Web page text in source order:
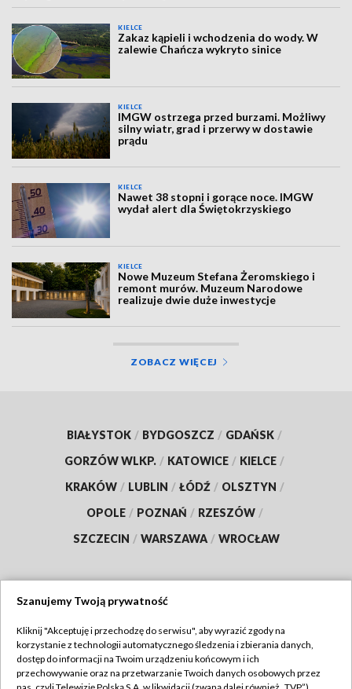
KIELCE
Zakaz kąpieli i wchodzenia do wody. W
zalewie Chańcza wykryto sinice
KIELCE
IMGW ostrzega przed burzami. Możliwy
silny wiatr, grad i przerwy w dostawie
prądu
KIELCE
Nawet 38 stopni i gorące noce. IMGW
wydał alert dla Świętokrzyskiego
KIELCE
Nowe Muzeum Stefana Żeromskiego i
remont murów. Muzeum Narodowe
realizuje dwie duże inwestycje
ZOBACZ WIĘCEJ
BIAŁYSTOK / BYDGOSZCZ / GDAŃSK /
GORZÓW WLKP. / KATOWICE / KIELCE /
KRAKÓW / LUBLIN / ŁÓDŹ / OLSZTYN /
OPOLE / POZNAŃ / RZESZÓW /
SZCZECIN / WARSZAWA / WROCŁAW
TVP
Abonament TVP
Regulamin TVP
Szanujemy Twoją prywatność
Kliknij "Akceptuję i przechodzę do serwisu", aby wyrazić zgody na
korzystanie z technologii automatycznego śledzenia i zbierania danych,
dostęp do informacji na Twoim urządzeniu końcowym i ich
przechowywanie oraz na przetwarzanie Twoich danych osobowych przez